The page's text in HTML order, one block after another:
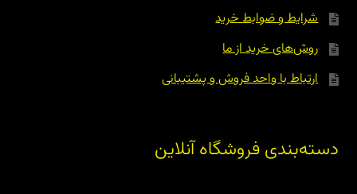
شرایط و ضوابط خرید
روش‌های خرید از ما
ارتباط با واحد فروش و پشتیبانی
دسته‌بندی فروشگاه آنلاین